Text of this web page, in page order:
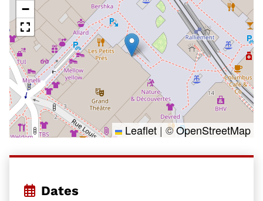
−
Leaflet | ©OpenStreetMap
Dates